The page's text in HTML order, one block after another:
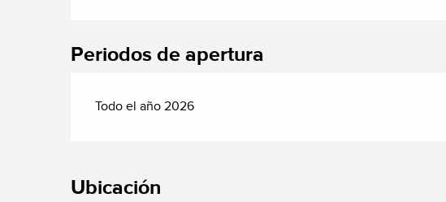
Periodos de apertura
Todo el año 2026
Ubicación